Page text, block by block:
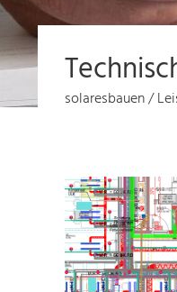
solaresbauen/